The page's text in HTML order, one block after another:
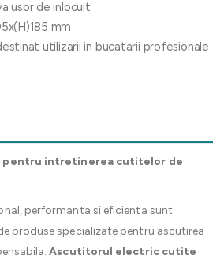
usor de inlocuit
mm
utilizarii in bucatarii profesionale
pentru intretinerea cutitelor de
performanta si eficienta sunt
produse specializate pentru ascutirea
Ascutitorul electric cutite